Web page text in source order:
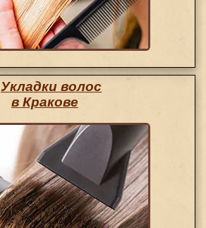
Укладки волос
в Кракове